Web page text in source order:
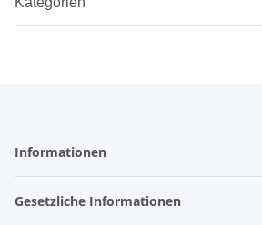
Informationen
Gesetzliche Informationen